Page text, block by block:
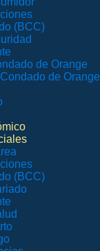
(BCC)
de Orange
de Orange
(BCC)